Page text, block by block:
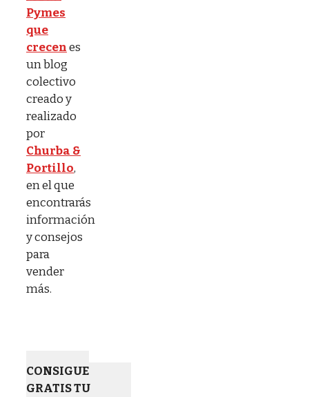
Pymes
que
crecenes
un blog
colectivo
creado y
realizado
por
Churba &
Portillo,
en el que
encontrarás
información
y consejos
para
vender
más.
CONSIGUE
GRATIS TU